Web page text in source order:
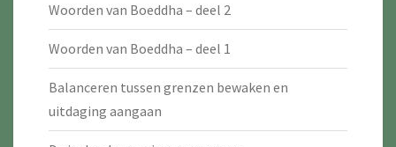
Woorden van Boeddha – deel 2
Woorden van Boeddha – deel 1
Balanceren tussen grenzen bewaken en
uitdaging aangaan